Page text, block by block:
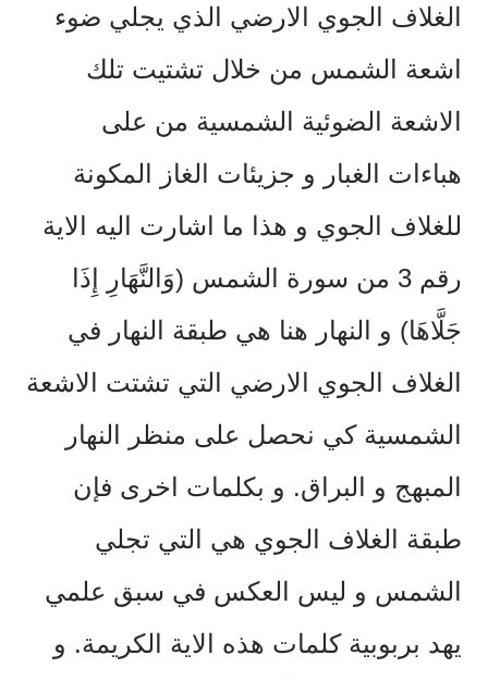
الغلاف الجوي الارضي الذي يجلي ضوء
اشعة الشمس من خلال تشتيت تلك
الاشعة الضوئية الشمسية من على
هباءات الغبار و جزيئات الغاز المكونة
للغلاف الجوي و هذا ما اشارت اليه الاية
رقم 3 من سورة الشمس (وَالنَّهَارِ إِذَا
جَلَّاهَا) و النهار هنا هي طبقة النهار في
الغلاف الجوي الارضي التي تشتت الاشعة
الشمسية كي نحصل على منظر النهار
المبهج و البراق. و بكلمات اخرى فإن
طبقة الغلاف الجوي هي التي تجلي
الشمس و ليس العكس في سبق علمي
يهد بربوبية كلمات هذه الاية الكريمة. و